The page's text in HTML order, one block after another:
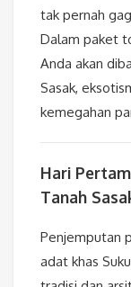
tak pernah
Dalam paket
Anda akan
Sasak,
kemegahan
Hari
Tanah
Penjemputan
adat khas